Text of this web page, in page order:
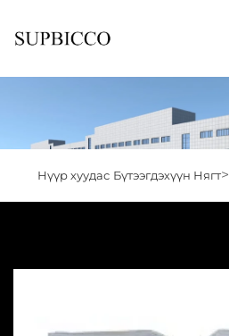
Нүүр хуудас Бүтээгдэхүүн Нягт>